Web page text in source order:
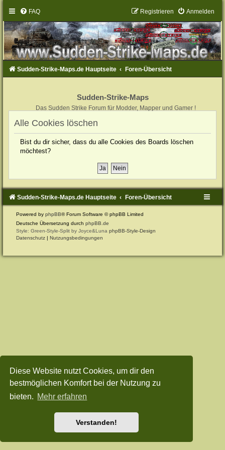
Diese Website nutzt Cookies, um dir den
bestmöglichen Komfort bei der Nutzung zu
bieten. Mehr erfahren
Verstanden!
FAQ Anmelden
Registrieren
Sudden-Strike-Maps.de Hauptseite Foren-Übersicht
Sudden-Strike-Maps
Das Sudden Strike Forum für Modder, Mapper und Gamer !
Alle Cookies löschen
Bist du dir sicher, dass du alle Cookies des Boards löschen
möchtest?
Sudden-Strike-Maps.de Hauptseite Foren-Übersicht
Powered byphpBB® Forum Software © phpBB Limited
Deutsche Übersetzung durchphpBB.de
Style: Green-Style-Split by Joyce&LunaphpBB-Style-Design
Datenschutz |Nutzungsbedingungen